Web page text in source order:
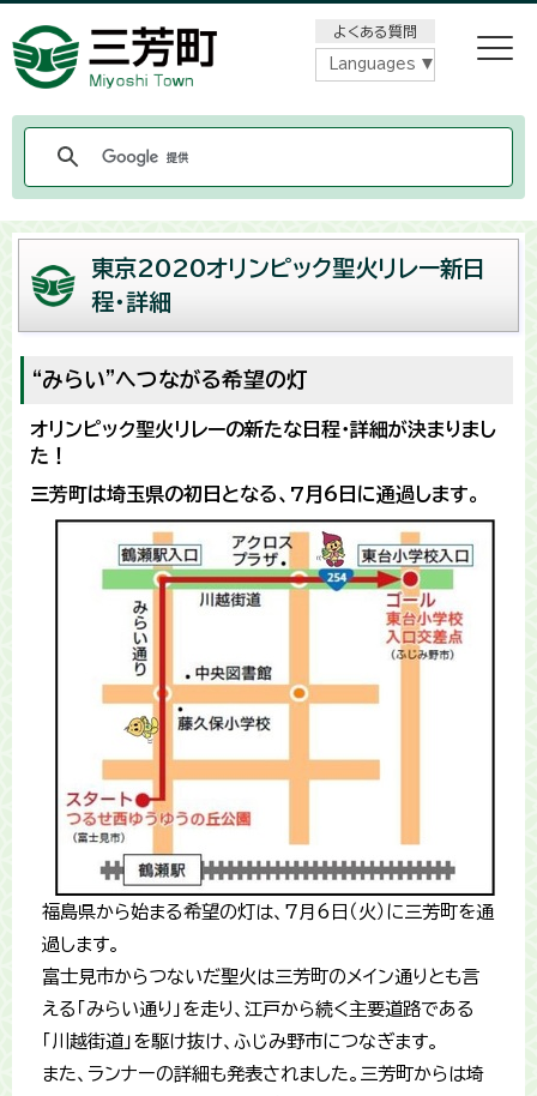
よくある質問
Languages
東京2020オリンピック聖火リレー新日
程・詳細
“みらい”へつながる希望の灯
オリンピック聖火リレーの新たな日程・詳細が決まりまし
た！
三芳町は埼玉県の初日となる、7月6日に通過します。
福島県から始まる希望の灯は、7月6日（火）に三芳町を通
過します。
富士見市からつないだ聖火は三芳町のメイン通りとも言
える「みらい通り」を走り、江戸から続く主要道路である
「川越街道」を駆け抜け、ふじみ野市につなぎます。
また、ランナーの詳細も発表されました。三芳町からは埼